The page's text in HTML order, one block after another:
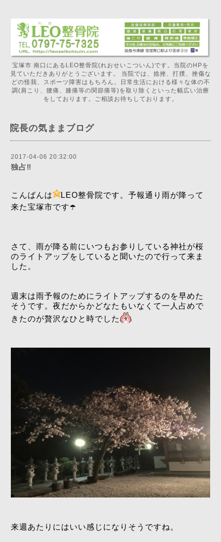
宝塚市 南口にあるLEO整骨院(れおせいこついん)です。当院のHPを
見ていただきありがとうございます。 当院では、捻挫、打撲、挫傷な
どの怪我、スポーツ障害はもちろん。日常生活における様々な体の不
調(肩こり、腰痛、膝痛等の関節痛等)を取り除くといった幅広い治療
をしております。ご相談お待ちしております。
院長の気ままブログ
2017-04-06 20:32:00
独占‼️
こんばんは
LEO整骨院です。予報通り雨が降って
来た宝塚市です☂️
さて、雨が降る前にいつもお参りしている神社が桜
のライトアップをしていると聞いたので行って来ま
した。
週末は雨予報のためにライトアップするのを早めた
そうです。夜だからかどなたもいなくて一人占めで
きたのが贅沢なひと時でした
来週あたりにはいい感じになりそうですね。